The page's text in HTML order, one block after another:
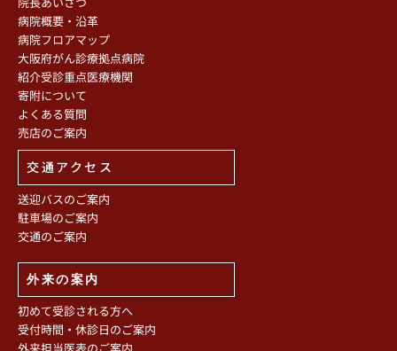
病院概要・沿革
病院フロアマップ
大阪府がん診療拠点病院
紹介受診重点医療機関
寄附について
よくある質問
売店のご案内
交通アクセス
送迎バスのご案内
駐車場のご案内
交通のご案内
外来の案内
初めて受診される方へ
受付時間・休診日のご案内